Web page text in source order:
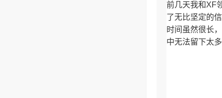
前几天我和XF
了无比坚定的
时间虽然很长
中无法留下太